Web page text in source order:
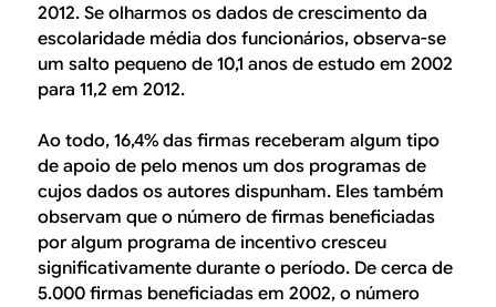
2012. Se olharmos os dados de crescimento da
escolaridade média dos funcionários, observa-se
um salto pequeno de 10,1 anos de estudo em 2002
para 11,2 em 2012.
Ao todo, 16,4% das firmas receberam algum tipo
de apoio de pelo menos um dos programas de
cujos dados os autores dispunham. Eles também
observam que o número de firmas beneficiadas
por algum programa de incentivo cresceu
significativamente durante o período. De cerca de
5.000 firmas beneficiadas em 2002, o número